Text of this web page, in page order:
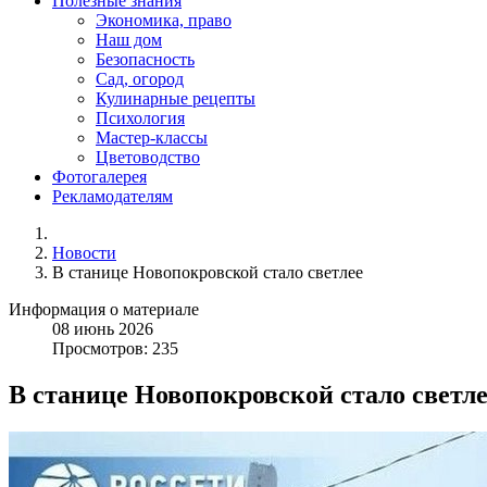
Экономика, право
Наш дом
Безопасность
Сад, огород
Кулинарные рецепты
Психология
Мастер-классы
Цветоводство
Фотогалерея
Рекламодателям
Новости
В станице Новопокровской стало светлее
Информация о материале
08 июнь 2026
Просмотров: 235
В станице Новопокровской стало